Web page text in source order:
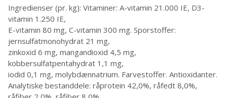
Ingredienser (pr. kg): Vitaminer: A-vitamin 21.000 IE, D3-
vitamin 1.250 IE,
E-vitamin 80 mg, C-vitamin 300 mg. Sporstoffer:
jernsulfatmonohydrat 21 mg,
zinkoxid 6 mg, mangandioxid 4,5 mg,
kobbersulfatpentahydrat 1,1 mg,
iodid 0,1 mg, molybdænnatrium. Farvestoffer. Antioxidanter.
Analytiske bestanddele: råprotein 42,0%, råfedt 8,0%,